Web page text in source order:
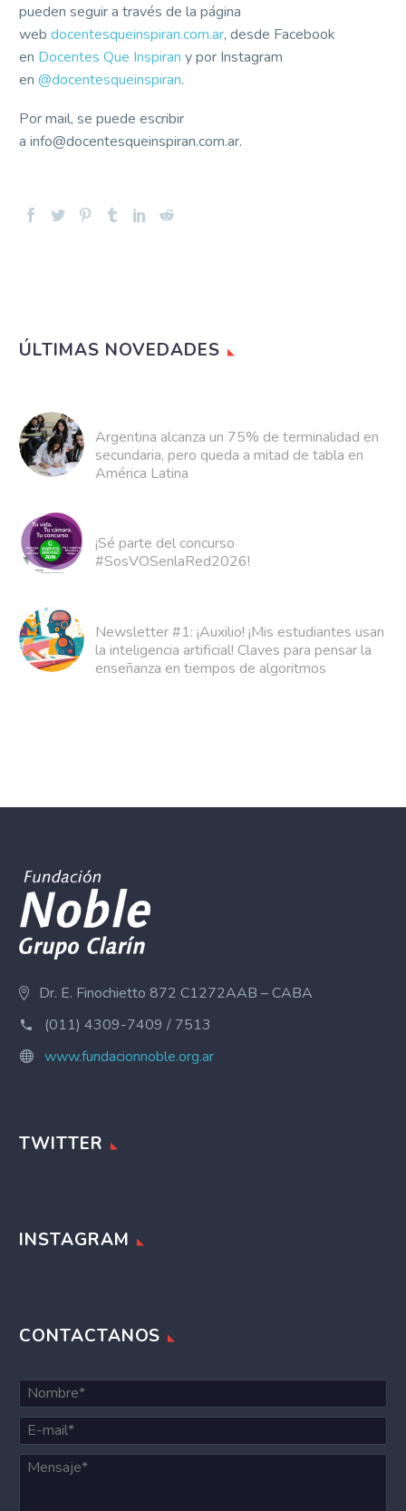
pueden seguir a través de la página
web docentesqueinspiran.com.ar, desde Facebook
en Docentes Que Inspiran y por Instagram
en @docentesqueinspiran.
Por mail, se puede escribir
a info@docentesqueinspiran.com.ar.
ÚLTIMAS NOVEDADES
Argentina alcanza un 75% de terminalidad en
secundaria, pero queda a mitad de tabla en
América Latina
¡Sé parte del concurso
#SosVOSenlaRed2026!
Newsletter #1: ¡Auxilio! ¡Mis estudiantes usan
la inteligencia artificial! Claves para pensar la
enseñanza en tiempos de algoritmos
Dr. E. Finochietto 872 C1272AAB – CABA
(011) 4309-7409 / 7513
www.fundacionnoble.org.ar
TWITTER
INSTAGRAM
CONTACTANOS